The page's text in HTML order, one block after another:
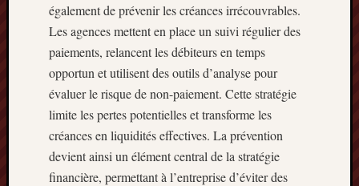
également de prévenir les créances irrécouvrables.
Les agences mettent en place un suivi régulier des
paiements, relancent les débiteurs en temps
opportun et utilisent des outils d’analyse pour
évaluer le risque de non-paiement. Cette stratégie
limite les pertes potentielles et transforme les
créances en liquidités effectives. La prévention
devient ainsi un élément central de la stratégie
financière, permettant à l’entreprise d’éviter des